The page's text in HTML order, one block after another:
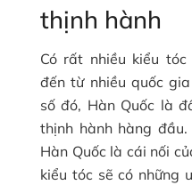
thịnh hành
Có rất nhiều kiểu
đến từ nhiều quốc
số đó, Hàn Quốc là
thịnh hành hàng
Hàn Quốc là cái nối
kiểu tóc sẽ có những